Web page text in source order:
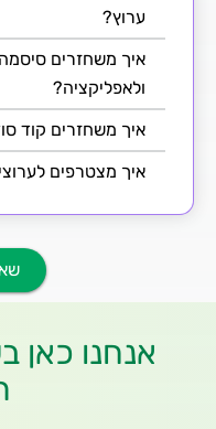
ערוץ?
איך משחזרים
ולאפליקציה?
איך משחזרים קוד
איך מצטרפים
אנחנו כאן